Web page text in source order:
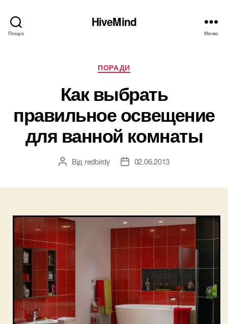
Пошук
HiveMind
Меню
Категорії
ПОРАДИ
Как выбрать
правильное освещение
для ванной комнаты
Автор
Від redbirdy
Дата02.06.2013